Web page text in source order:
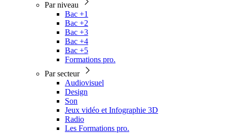
Par niveau
Bac +1
Bac +2
Bac +3
Bac +4
Bac +5
Formations pro.
Par secteur
Audiovisuel
Design
Son
Jeux vidéo et Infographie 3D
Radio
Les Formations pro.